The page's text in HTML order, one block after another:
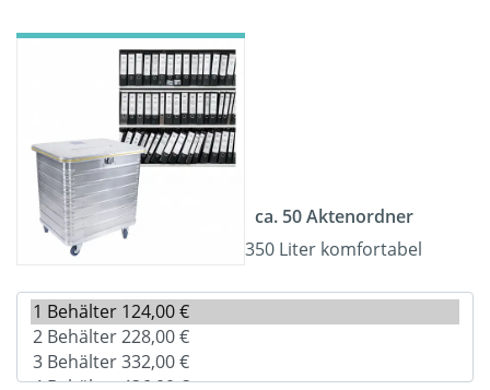
ca. 50 Aktenordner
350 Liter komfortabel